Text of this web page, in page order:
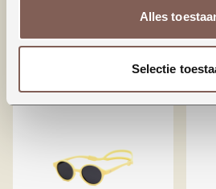
Alles
Selectie
€ 30,00
BEKIJKEN
€